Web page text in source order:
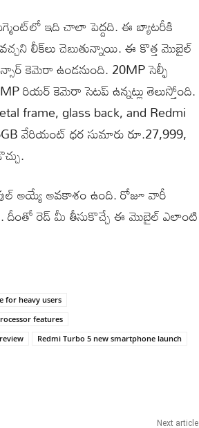
ఇది చాలా పెద్దది. ఈ బ్యాటరీకి
లీక్‌లు చెబుతున్నాయి. ఈ కొత్త మొబైల్
కెమెరా ఉండనుంది. 20MP సెల్ఫీ
రియర్ కెమెరా సెటప్ ఉన్నట్లు తెలుస్తోంది.
frame, glass back, and Redmi
వేరియంట్ ధర సుమారు రూ.27,999,
అయ్యే అవకాశం ఉంది. రోజూ వారీ
దీంతో రెడ్ మీ తీసుకొచ్చే ఈ మొబైల్ ఎలాంటి
for heavy users
features
Redmi Turbo 5 new smartphone launch
Next article